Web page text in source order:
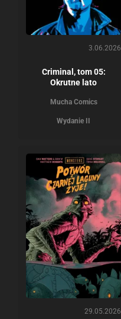
3.06.2026
Criminal, tom 05:
Okrutne lato
Mucha Comics
Wydanie II
29.05.2026